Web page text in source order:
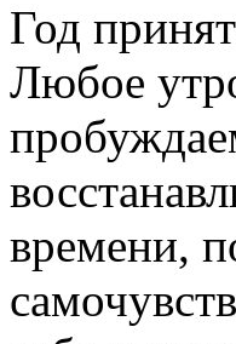
Год
Любое
времени,